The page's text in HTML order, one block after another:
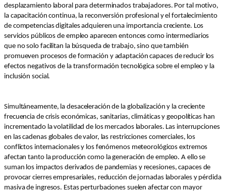
desplazamiento laboral para determinados trabajadores. Por tal motivo,
la capacitación continua, la reconversión profesional y el fortalecimiento
de competencias digitales adquieren una importancia creciente. Los
servicios públicos de empleo aparecen entonces como intermediarios
que no solo facilitan la búsqueda de trabajo, sino que también
promueven procesos de formación y adaptación capaces de reducir los
efectos negativos de la transformación tecnológica sobre el empleo y la
inclusión social.
Simultáneamente, la desaceleración de la globalización y la creciente
frecuencia de crisis económicas, sanitarias, climáticas y geopolíticas han
incrementado la volatilidad de los mercados laborales. Las interrupciones
en las cadenas globales de valor, las restricciones comerciales, los
conflictos internacionales y los fenómenos meteorológicos extremos
afectan tanto la producción como la generación de empleo. A ello se
suman los impactos derivados de pandemias y recesiones, capaces de
provocar cierres empresariales, reducción de jornadas laborales y pérdida
masiva de ingresos. Estas perturbaciones suelen afectar con mayor